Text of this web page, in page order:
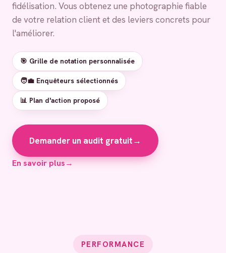
fidélisation. Vous obtenez une photographie fiable
de votre relation client et des leviers concrets pour
l'améliorer.
🎯 Grille de notation personnalisée
🧑‍💼 Enquêteurs sélectionnés
📊 Plan d'action proposé
Demander un audit gratuit→
En savoir plus→
PERFORMANCE